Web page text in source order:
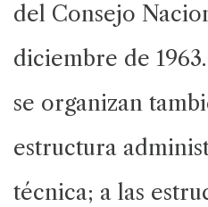
del Consejo
diciembre de
se organizan
estructura
técnica; a las